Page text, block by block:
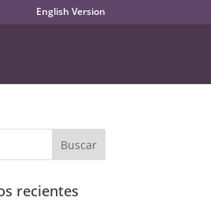
English Version
recientes